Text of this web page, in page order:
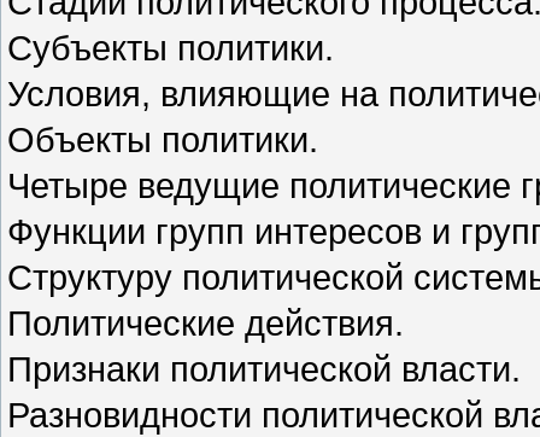
Субъекты политики.
Условия, влияющие на
Объекты политики.
Четыре ведущие политические
Функции групп интересов и
Структуру политической
Политические действия.
Признаки политической власти.
Разновидности политической